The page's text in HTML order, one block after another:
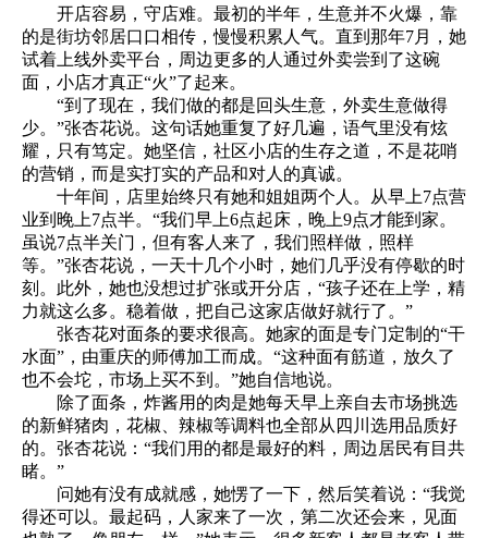
开店容易，守店难。最初的半年，生意并不火爆，靠
的是街坊邻居口口相传，慢慢积累人气。直到那年7月，她
试着上线外卖平台，周边更多的人通过外卖尝到了这碗
面，小店才真正“火”了起来。
“到了现在，我们做的都是回头生意，外卖生意做得
少。”张杏花说。这句话她重复了好几遍，语气里没有炫
耀，只有笃定。她坚信，社区小店的生存之道，不是花哨
的营销，而是实打实的产品和对人的真诚。
十年间，店里始终只有她和姐姐两个人。从早上7点营
业到晚上7点半。“我们早上6点起床，晚上9点才能到家。
虽说7点半关门，但有客人来了，我们照样做，照样
等。”张杏花说，一天十几个小时，她们几乎没有停歇的时
刻。此外，她也没想过扩张或开分店，“孩子还在上学，精
力就这么多。稳着做，把自己这家店做好就行了。”
张杏花对面条的要求很高。她家的面是专门定制的“干
水面”，由重庆的师傅加工而成。“这种面有筋道，放久了
也不会坨，市场上买不到。”她自信地说。
除了面条，炸酱用的肉是她每天早上亲自去市场挑选
的新鲜猪肉，花椒、辣椒等调料也全部从四川选用品质好
的。张杏花说：“我们用的都是最好的料，周边居民有目共
睹。”
问她有没有成就感，她愣了一下，然后笑着说：“我觉
得还可以。最起码，人家来了一次，第二次还会来，见面